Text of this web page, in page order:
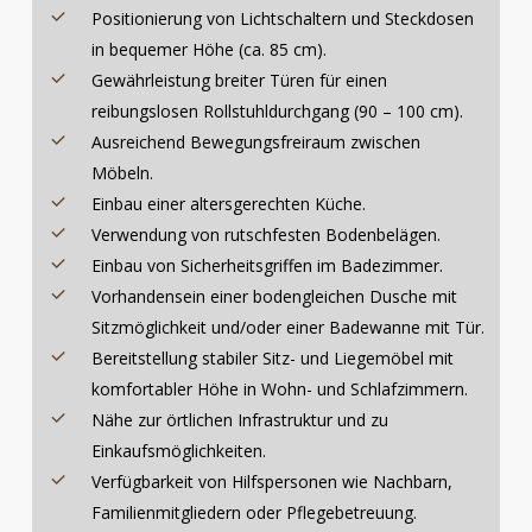
Positionierung von Lichtschaltern und Steckdosen
in bequemer Höhe (ca. 85 cm).
Gewährleistung breiter Türen für einen
reibungslosen Rollstuhldurchgang (90 – 100 cm).
Ausreichend Bewegungsfreiraum zwischen
Möbeln.
Einbau einer altersgerechten Küche.
Verwendung von rutschfesten Bodenbelägen.
Einbau von Sicherheitsgriffen im Badezimmer.
Vorhandensein einer bodengleichen Dusche mit
Sitzmöglichkeit und/oder einer Badewanne mit Tür.
Bereitstellung stabiler Sitz- und Liegemöbel mit
komfortabler Höhe in Wohn- und Schlafzimmern.
Nähe zur örtlichen Infrastruktur und zu
Einkaufsmöglichkeiten.
Verfügbarkeit von Hilfspersonen wie Nachbarn,
Familienmitgliedern oder Pflegebetreuung.